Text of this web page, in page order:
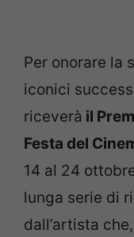
Per onorare la
iconici
riceverà il
Festa del
14 al 24
lunga serie di
dall’artista